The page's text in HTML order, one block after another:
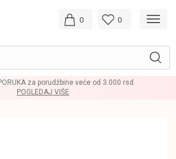
0 0
za porudžbine veće od 3.000 rsd
POGLEDAJ VIŠE